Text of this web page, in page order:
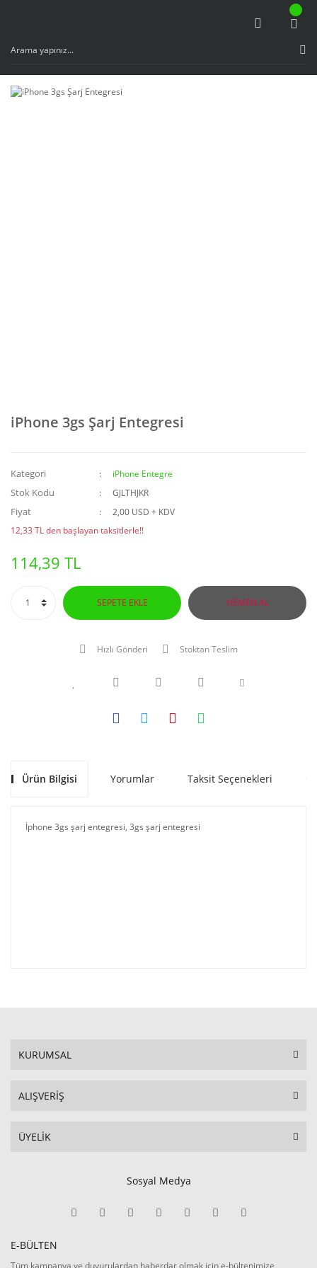
iPhone 3gs Şarj Entegresi
Kategori iPhone Entegre
Stok Kodu GJLTHJKR
Fiyat
2,00 USD + KDV
12,33 TL den başlayan taksitlerle!!
114,39 TL
SEPETE EKLE HEMEN AL
Hızlı Gönderi Stoktan Teslim
Ürün Bilgisi Yorumlar Taksit Seçenekleri
İphone 3gs şarj entegresi, 3gs şarj entegresi
KURUMSAL
ALIŞVERİŞ
ÜYELİK
Sosyal Medya
E-BÜLTEN
Tüm kampanya ve duyurulardan haberdar olmak için e-bültenimize